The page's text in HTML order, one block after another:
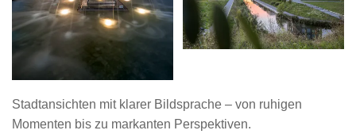
Stadtansichten mit klarer Bildsprache – von ruhigen
Momenten bis zu markanten Perspektiven.